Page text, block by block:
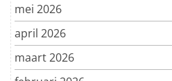
mei 2026
april 2026
maart 2026